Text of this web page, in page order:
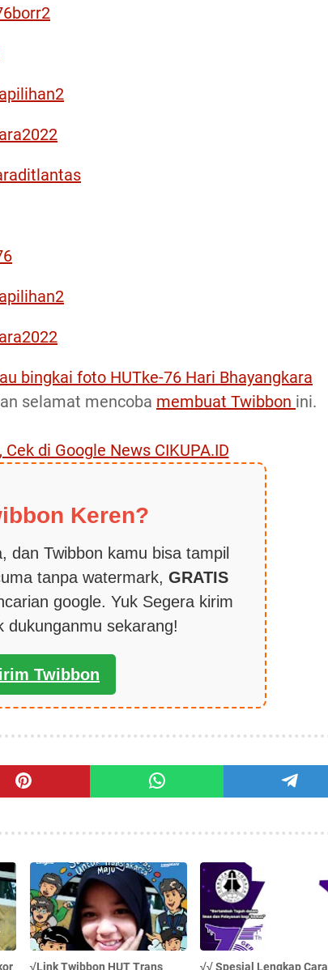
bingkai foto HUTke-76 Hari Bhayangkara
selamat mencoba membuat Twibbon ini.
di Google News CIKUPA.ID
Keren?
dan Twibbon kamu bisa tampil
tanpa watermark, GRATIS
google. Yuk Segera kirim
dukunganmu sekarang!
Twibbon
√Link Twibbon HUT Trans √√ Spesial Lengkap Cara